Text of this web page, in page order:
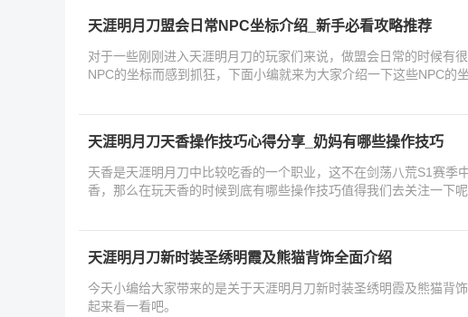
天涯明月刀盟会日常NPC坐标介绍_新手必看攻略推荐
对于一些刚刚进入天涯明月刀的玩家们来说，做盟会日常的时候有
NPC的坐标而感到抓狂，下面小编就来为大家介绍一下这些NPC的
天涯明月刀天香操作技巧心得分享_奶妈有哪些操作技巧
天香是天涯明月刀中比较吃香的一个职业，这不在剑荡八荒S1赛季
香，那么在玩天香的时候到底有哪些操作技巧值得我们去关注一下呢
天涯明月刀新时装圣绣明霞及熊猫背饰全面介绍
今天小编给大家带来的是关于天涯明月刀新时装圣绣明霞及熊猫背
起来看一看吧。